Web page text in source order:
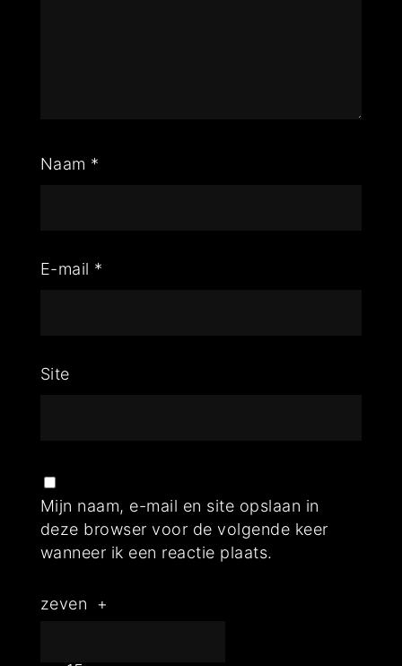
Naam *
E-mail *
Site
Mijn naam, e-mail en site opslaan in
deze browser voor de volgende keer
wanneer ik een reactie plaats.
zeven +